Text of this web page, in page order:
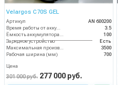
Velargos C70S GEL
Артикул
AN 600200
Время работы от аккумуляторов (ч)
3.5
Ёмкость аккумулятора (Ач)
100
Зарядное устройство
Есть
Максимальная производительность (кв.м/час)
3500
Рабочая ширина (мм)
700
Цена
301 000 руб. 277 000 руб.